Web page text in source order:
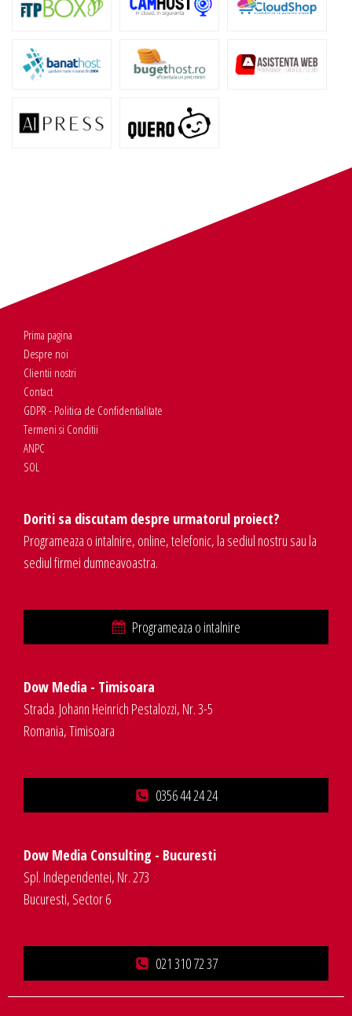
Prima pagina
Despre noi
Clientii nostri
Contact
GDPR - Politica de Confidentialitate
Termeni si Conditii
ANPC
SOL
Doriti sa discutam despre urmatorul proiect?
Programeaza o intalnire, online, telefonic, la sediul nostru sau la
sediul firmei dumneavoastra.
Programeaza o intalnire
Dow Media - Timisoara
Strada. Johann Heinrich Pestalozzi, Nr. 3-5
Romania, Timisoara
0356 44 24 24
Dow Media Consulting - Bucuresti
Spl. Independentei, Nr. 273
Bucuresti, Sector 6
021 310 72 37